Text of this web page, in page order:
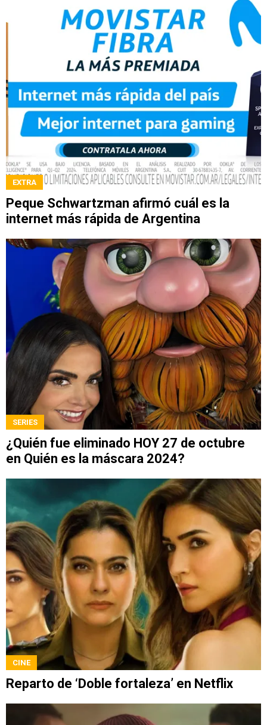
EXTRA
Peque Schwartzman afirmó cuál es la
internet más rápida de Argentina
SERIES
¿Quién fue eliminado HOY 27 de octubre
en Quién es la máscara 2024?
CINE
Reparto de ‘Doble fortaleza’ en Netflix